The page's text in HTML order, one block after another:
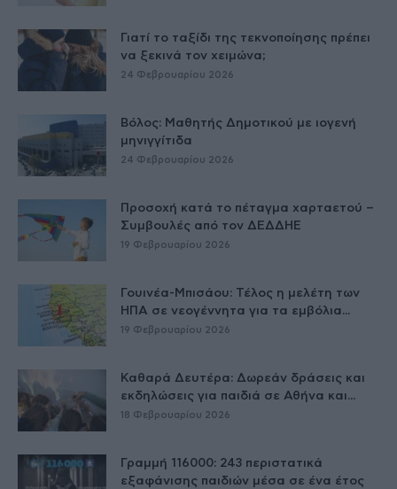
Γιατί το ταξίδι της τεκνοποίησης πρέπει
να ξεκινά τον χειμώνα;
24 Φεβρουαρίου 2026
Βόλος: Μαθητής Δημοτικού με ιογενή
μηνιγγίτιδα
24 Φεβρουαρίου 2026
Προσοχή κατά το πέταγμα χαρταετού –
Συμβουλές από τον ΔΕΔΔΗΕ
19 Φεβρουαρίου 2026
Γουινέα-Μπισάου: Τέλος η μελέτη των
ΗΠΑ σε νεογέννητα για τα εμβόλια...
19 Φεβρουαρίου 2026
Καθαρά Δευτέρα: Δωρεάν δράσεις και
εκδηλώσεις για παιδιά σε Αθήνα και...
18 Φεβρουαρίου 2026
Γραμμή 116000: 243 περιστατικά
εξαφάνισης παιδιών μέσα σε ένα έτος